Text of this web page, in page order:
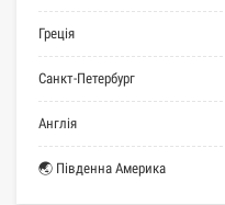
Греція
Санкт-Петербург
Англія
🌏 Південна Америка